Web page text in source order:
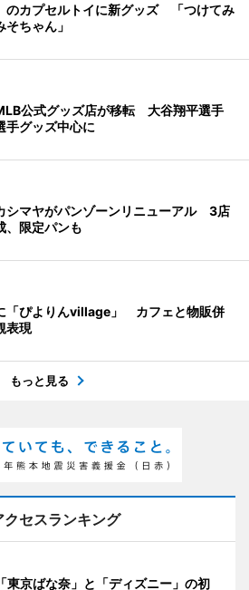
のカプセルトイに新グッズ 「つけてみ
ちゃん」
公式グッズ店が移転 大谷翔平選手
手グッズ中心に
シマヤがパンゾーンリニューアル 3店
、限定パンも
「ぴよりんvillage」 カフェと物販併
表現
もっと見る
クセスランキング
東京ばな奈」と「ディズニー」の初